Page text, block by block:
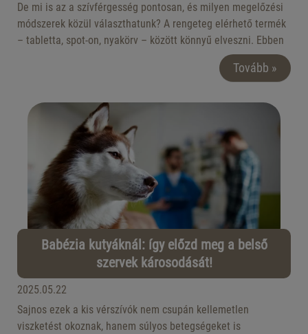
De mi is az a szívférgesség pontosan, és milyen megelőzési
módszerek közül választhatunk? A rengeteg elérhető termék
– tabletta, spot-on, nyakörv – között könnyű elveszni. Ebben
a cikkben alaposan körbejárjuk a témát, hogy tudatosan, a
kutyád igényeihez és az életmódjához igazodva választhass.
Tovább »
Babézia kutyáknál: így előzd meg a belső
szervek károsodását!
2025.05.22
Sajnos ezek a kis vérszívók nem csupán kellemetlen
viszketést okoznak, hanem súlyos betegségeket is